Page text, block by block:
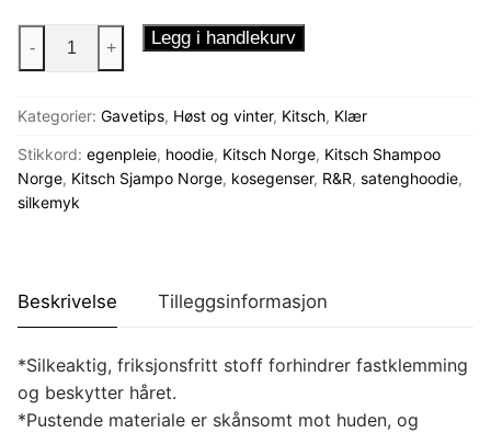
antall
- + Legg i handlekurv
Kategorier: Gavetips, Høst og vinter, Kitsch, Klær
Stikkord: egenpleie, hoodie, Kitsch Norge, Kitsch Shampoo
Norge, Kitsch Sjampo Norge, kosegenser, R&R, satenghoodie,
silkemyk
Beskrivelse Tilleggsinformasjon
*Silkeaktig, friksjonsfritt stoff forhindrer fastklemming
og beskytter håret.
*Pustende materiale er skånsomt mot huden, og